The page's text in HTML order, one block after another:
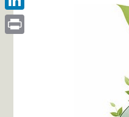
LinkedIn